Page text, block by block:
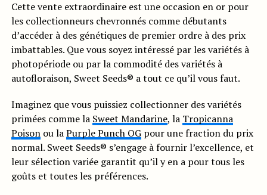
Cette vente extraordinaire est une occasion en or pour
les collectionneurs chevronnés comme débutants
d’accéder à des génétiques de premier ordre à des prix
imbattables. Que vous soyez intéressé par les variétés à
photopériode ou par la commodité des variétés à
autofloraison, Sweet Seeds® a tout ce qu’il vous faut.
Imaginez que vous puissiez collectionner des variétés
primées comme la Sweet Mandarine, la Tropicanna
Poisonou laPurple Punch OGpour une fraction du prix
normal. Sweet Seeds® s’engage à fournir l’excellence, et
leur sélection variée garantit qu’il y en a pour tous les
goûts et toutes les préférences.